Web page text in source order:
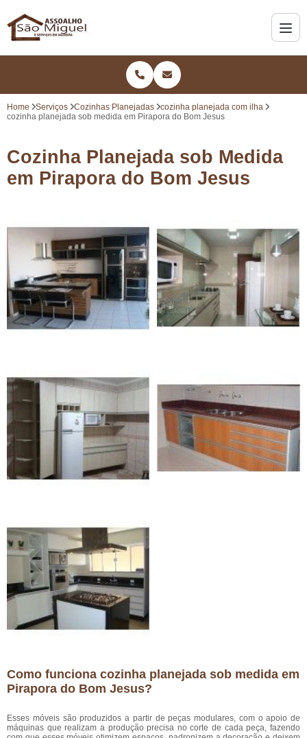
Home Serviços Cozinhas Planejadas
cozinha planejada com ilha
cozinha planejada sob medida em Pirapora do Bom Jesus
Cozinha Planejada sob Medida
em Pirapora do Bom Jesus
Como funciona cozinha planejada sob medida em
Pirapora do Bom Jesus?
Esses móveis são produzidos a partir de peças modulares, com o apoio de
máquinas que realizam a produção precisa no corte de cada peça, fazendo